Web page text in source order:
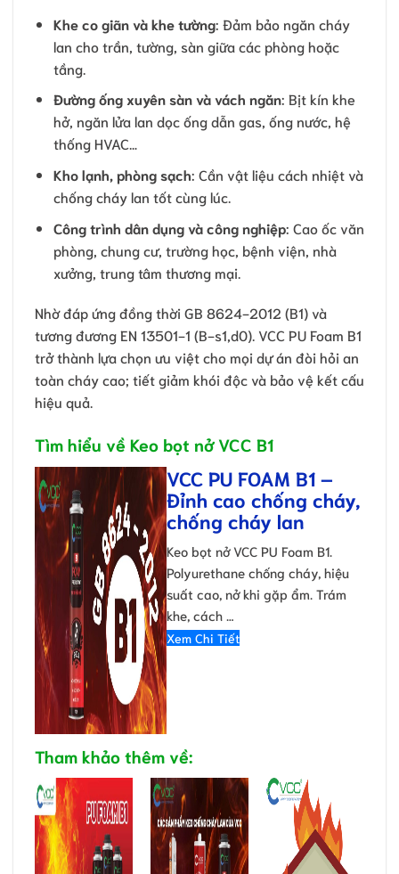
Khe co giãn và khe tường: Đảm bảo ngăn cháy
lan cho trần, tường, sàn giữa các phòng hoặc
tầng.
Đường ống xuyên sàn và vách ngăn: Bịt kín khe
hở, ngăn lửa lan dọc ống dẫn gas, ống nước, hệ
thống HVAC…
Kho lạnh, phòng sạch: Cần vật liệu cách nhiệt và
chống cháy lan tốt cùng lúc.
Công trình dân dụng và công nghiệp: Cao ốc văn
phòng, chung cư, trường học, bệnh viện, nhà
xưởng, trung tâm thương mại.
Nhờ đáp ứng đồng thời GB 8624-2012 (B1) và
tương đương EN 13501-1 (B-s1,d0). VCC PU Foam B1
trở thành lựa chọn ưu việt cho mọi dự án đòi hỏi an
toàn cháy cao; tiết giảm khói độc và bảo vệ kết cấu
hiệu quả.
Tìm hiểu về Keo bọt nở VCC B1
VCC PU FOAM B1 –
Đỉnh cao chống cháy,
chống cháy lan
Keo bọt nở VCC PU Foam B1.
Polyurethane chống cháy, hiệu
suất cao, nở khi gặp ẩm. Trám
khe, cách …
Xem Chi Tiết
Tham khảo thêm về: